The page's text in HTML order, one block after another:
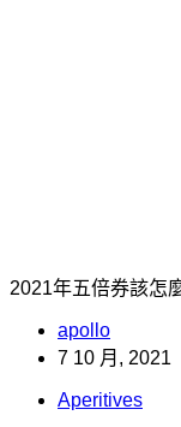
2021年五倍券該怎
apollo
7 10 月, 2021
Aperitives